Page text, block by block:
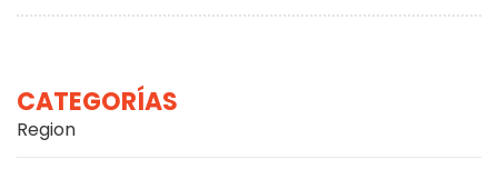
CATEGORÍAS
Region